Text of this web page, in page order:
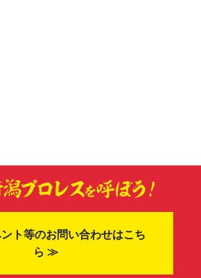
ト等のお問い合わせはこち
ら ≫